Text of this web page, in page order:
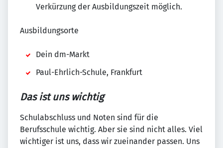
Verkürzung der Ausbildungszeit möglich.
Ausbildungsorte
Dein dm-Markt
Paul-Ehrlich-Schule, Frankfurt
Das ist uns wichtig
Schulabschluss und Noten sind für die
Berufsschule wichtig. Aber sie sind nicht alles. Viel
wichtiger ist uns, dass wir zueinander passen. Uns